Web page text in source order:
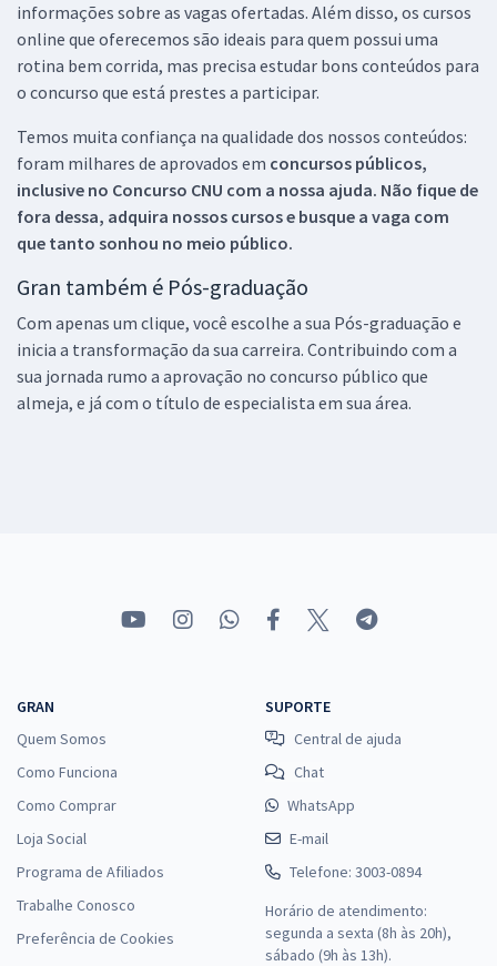
informações sobre as vagas ofertadas. Além disso, os cursos
online que oferecemos são ideais para quem possui uma
rotina bem corrida, mas precisa estudar bons conteúdos para
o concurso que está prestes a participar.
Temos muita confiança na qualidade dos nossos conteúdos:
foram milhares de aprovados em concursos públicos,
inclusive no Concurso CNU com a nossa ajuda. Não fique de
fora dessa, adquira nossos cursos e busque a vaga com
que tanto sonhou no meio público.
Gran também é Pós-graduação
Com apenas um clique, você escolhe a sua Pós-graduação e
inicia a transformação da sua carreira. Contribuindo com a
sua jornada rumo a aprovação no concurso público que
almeja, e já com o título de especialista em sua área.
GRAN
Quem Somos
Como Funciona
Como Comprar
Loja Social
Programa de Afiliados
Trabalhe Conosco
Preferência de Cookies
SUPORTE
Central de ajuda
Chat
WhatsApp
E-mail
Telefone: 3003-0894
Horário de atendimento:
segunda a sexta (8h às 20h),
sábado (9h às 13h).